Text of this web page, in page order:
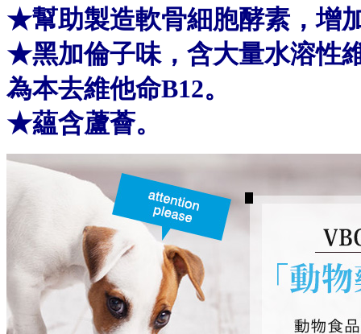
★幫助製造軟骨細胞酵素，增
★黑加倫子味，含大量水溶性
為本去維他命B12。
★蘊含蘆薈。